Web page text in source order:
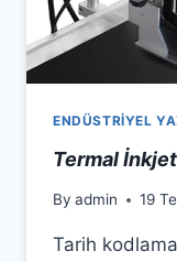
ENDÜSTRİYEL
Termal
By admin 19
Tarih